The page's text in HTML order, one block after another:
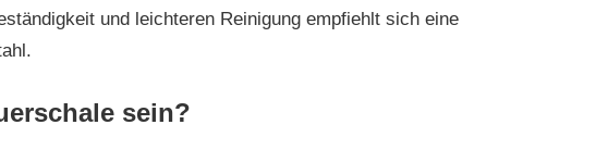
und leichteren Reinigung empfiehlt sich eine
sein?